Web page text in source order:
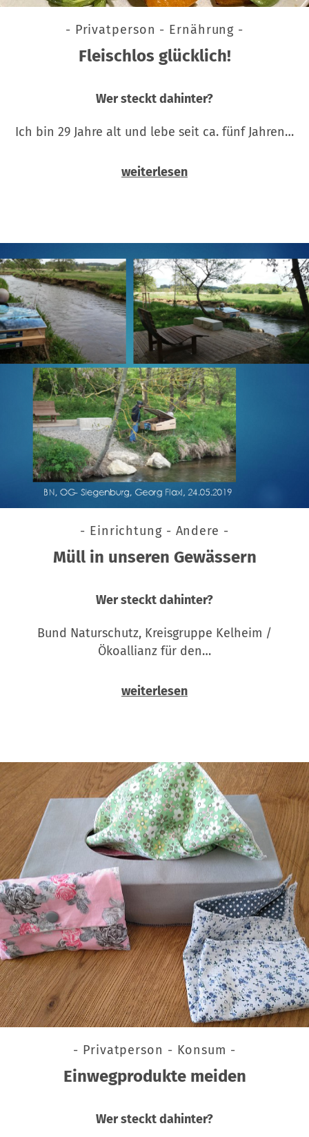
- Privatperson - Ernährung -
Fleischlos glücklich!
Wer steckt dahinter?
Ich bin 29 Jahre alt und lebe seit ca. fünf Jahren…
weiterlesen
- Einrichtung - Andere -
Müll in unseren Gewässern
Wer steckt dahinter?
Bund Naturschutz, Kreisgruppe Kelheim /
Ökoallianz für den…
weiterlesen
- Privatperson - Konsum -
Einwegprodukte meiden
Wer steckt dahinter?